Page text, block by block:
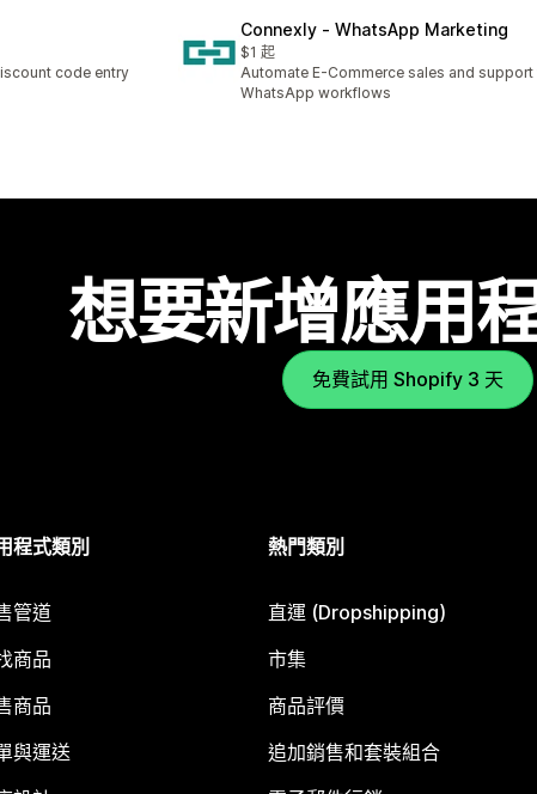
code entry
Connexly ‑ WhatsApp Marketing
$1 起
Automate E-Commerce sales and support
WhatsApp workflows
想要新增應用
免費試用 Shopify 3 天
程式類別
管道
商品
商品
與運送
熱門類別
直運 (Dropshipping)
市集
商品評價
追加銷售和套裝組合